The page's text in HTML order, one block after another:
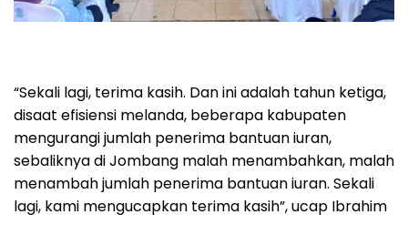
“Sekali lagi, terima kasih. Dan ini adalah tahun ketiga,
disaat efisiensi melanda, beberapa kabupaten
mengurangi jumlah penerima bantuan iuran,
sebaliknya di Jombang malah menambahkan, malah
menambah jumlah penerima bantuan iuran. Sekali
lagi, kami mengucapkan terima kasih”, ucap Ibrahim